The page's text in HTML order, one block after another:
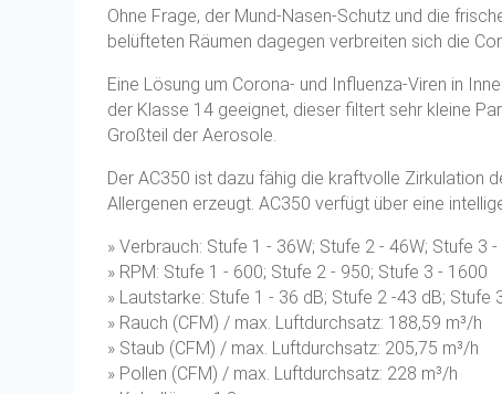
Ohne Frage, der Mund-Nasen-Schutz und die
belüfteten Räumen dagegen verbreiten sich die
Eine Lösung um Corona- und Influenza-Viren in
der Klasse 14 geeignet, dieser filtert sehr kleine
Großteil der Aerosole.
Der AC350 ist dazu fähig die kraftvolle Zirkulation
Allergenen erzeugt. AC350 verfügt über eine
» Verbrauch: Stufe 1 - 36W; Stufe 2 - 46W; Stufe 3
» RPM: Stufe 1 - 600; Stufe 2 - 950; Stufe 3 - 1600
» Lautstarke: Stufe 1 - 36 dB; Stufe 2 -43 dB; Stufe
» Rauch (CFM) / max. Luftdurchsatz: 188,59 m³/h
» Staub (CFM) / max. Luftdurchsatz: 205,75 m³/h
» Pollen (CFM) / max. Luftdurchsatz: 228 m³/h